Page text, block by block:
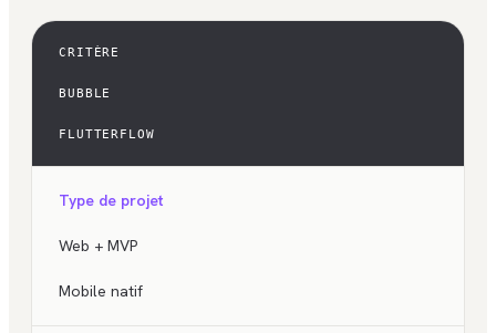
CRITÈRE
BUBBLE
FLUTTERFLOW
Type de projet
Web + MVP
Mobile natif